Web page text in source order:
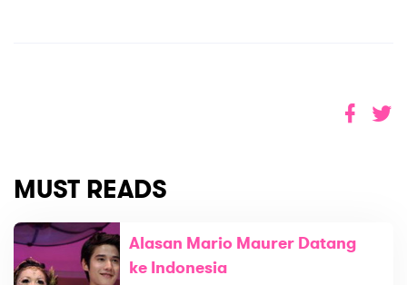
MUST READS
Alasan Mario Maurer Datang
ke Indonesia